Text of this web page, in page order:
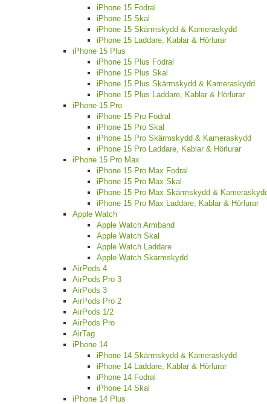
iPhone 15 Fodral
iPhone 15 Skal
iPhone 15 Skärmskydd & Kameraskydd
iPhone 15 Laddare, Kablar & Hörlurar
iPhone 15 Plus
iPhone 15 Plus Fodral
iPhone 15 Plus Skal
iPhone 15 Plus Skärmskydd & Kameraskydd
iPhone 15 Plus Laddare, Kablar & Hörlurar
iPhone 15 Pro
iPhone 15 Pro Fodral
iPhone 15 Pro Skal
iPhone 15 Pro Skärmskydd & Kameraskydd
iPhone 15 Pro Laddare, Kablar & Hörlurar
iPhone 15 Pro Max
iPhone 15 Pro Max Fodral
iPhone 15 Pro Max Skal
iPhone 15 Pro Max Skärmskydd &
iPhone 15 Pro Max Laddare, Kablar & Hörlurar
Apple Watch
Apple Watch Armband
Apple Watch Skal
Apple Watch Laddare
Apple Watch Skärmskydd
AirPods 4
AirPods Pro 3
AirPods 3
AirPods Pro 2
AirPods 1/2
AirPods Pro
AirTag
iPhone 14
iPhone 14 Skärmskydd & Kameraskydd
iPhone 14 Laddare, Kablar & Hörlurar
iPhone 14 Fodral
iPhone 14 Skal
iPhone 14 Plus